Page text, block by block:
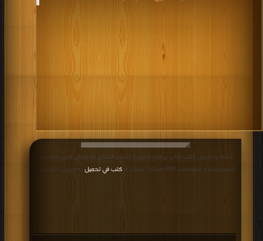
قراءة و تحميل كتاب كتاب برنامج الكورت لتعليم التفكير للأطفال الجزء الخامس
المعلومات و العواطف PDF مجانا | مكتبة >
كتب في تحميل | التحميل : مرة/مرات